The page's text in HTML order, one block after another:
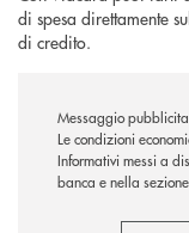
di spesa direttamente
di credito.
Messaggio
Le condizioni
Informativi messi a
banca e nella